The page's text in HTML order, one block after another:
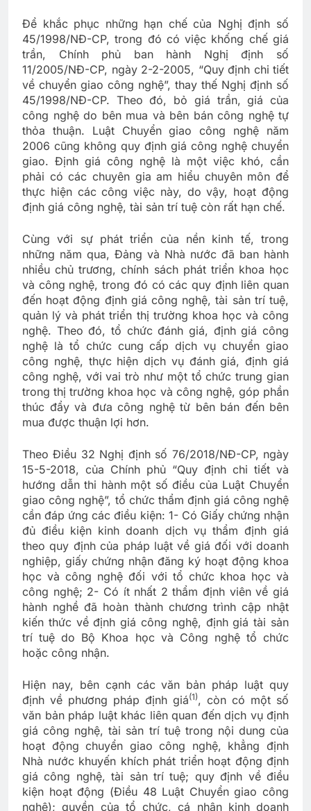
Để khắc phục những hạn chế của Nghị định số
45/1998/NĐ-CP, trong đó có việc khống chế giá
trần, Chính phủ ban hành Nghị định số
11/2005/NĐ-CP, ngày 2-2-2005, “Quy định chi tiết
về chuyển giao công nghệ”, thay thế Nghị định số
45/1998/NĐ-CP. Theo đó, bỏ giá trần, giá của
công nghệ do bên mua và bên bán công nghệ tự
thỏa thuận. Luật Chuyển giao công nghệ năm
2006 cũng không quy định giá công nghệ chuyển
giao. Định giá công nghệ là một việc khó, cần
phải có các chuyên gia am hiểu chuyên môn để
thực hiện các công việc này, do vậy, hoạt động
định giá công nghệ, tài sản trí tuệ còn rất hạn chế.
Cùng với sự phát triển của nền kinh tế, trong
những năm qua, Đảng và Nhà nước đã ban hành
nhiều chủ trương, chính sách phát triển khoa học
và công nghệ, trong đó có các quy định liên quan
đến hoạt động định giá công nghệ, tài sản trí tuệ,
quản lý và phát triển thị trường khoa học và công
nghệ. Theo đó, tổ chức đánh giá, định giá công
nghệ là tổ chức cung cấp dịch vụ chuyển giao
công nghệ, thực hiện dịch vụ đánh giá, định giá
công nghệ, với vai trò như một tổ chức trung gian
trong thị trường khoa học và công nghệ, góp phần
thúc đẩy và đưa công nghệ từ bên bán đến bên
mua được thuận lợi hơn.
Theo Điều 32 Nghị định số 76/2018/NĐ-CP, ngày
15-5-2018, của Chính phủ “Quy định chi tiết và
hướng dẫn thi hành một số điều của Luật Chuyển
giao công nghệ”, tổ chức thẩm định giá công nghệ
cần đáp ứng các điều kiện: 1- Có Giấy chứng nhận
đủ điều kiện kinh doanh dịch vụ thẩm định giá
theo quy định của pháp luật về giá đối với doanh
nghiệp, giấy chứng nhận đăng ký hoạt động khoa
học và công nghệ đối với tổ chức khoa học và
công nghệ; 2- Có ít nhất 2 thẩm định viên về giá
hành nghề đã hoàn thành chương trình cập nhật
kiến thức về định giá công nghệ, định giá tài sản
trí tuệ do Bộ Khoa học và Công nghệ tổ chức
hoặc công nhận.
Hiện nay, bên cạnh các văn bản pháp luật quy
định về phương pháp định giá(1), còn có một số
văn bản pháp luật khác liên quan đến dịch vụ định
giá công nghệ, tài sản trí tuệ trong nội dung của
hoạt động chuyển giao công nghệ, khẳng định
Nhà nước khuyến khích phát triển hoạt động định
giá công nghệ, tài sản trí tuệ; quy định về điều
kiện hoạt động (Điều 48 Luật Chuyển giao công
nghệ); quyền của tổ chức, cá nhân kinh doanh